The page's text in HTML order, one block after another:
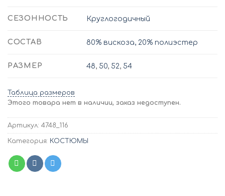
СЕЗОННОСТЬ Круглогодичный
СОСТАВ 80% вискоза, 20% полиэстер
РАЗМЕР 48, 50, 52, 54
Таблица размеров
Этого товара нет в наличии, заказ недоступен.
Артикул: 4748_116
Категория: КОСТЮМЫ